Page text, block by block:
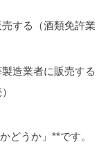
する（酒類免許業
造業者に販売する
どうか」**です。